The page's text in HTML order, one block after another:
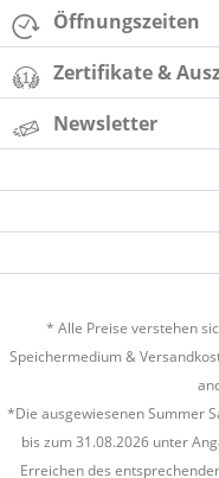
Öffnungszeiten
Zertifikate &
Newsletter
* Alle Preise verstehen
Speichermedium &
*Die ausgewiesenen Summer
bis zum 31.08.2026 unter
Erreichen des